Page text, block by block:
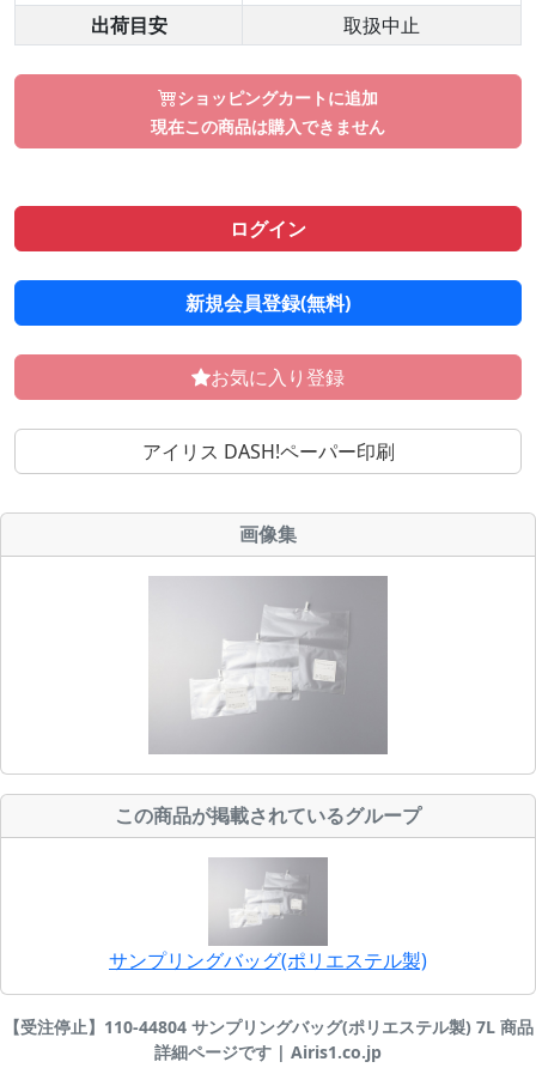
出荷目安
取扱中止
ショッピングカートに追加
現在この商品は購入できません
ログイン
新規会員登録(無料)
お気に入り登録
アイリス DASH!ペーパー印刷
画像集
この商品が掲載されているグループ
サンプリングバッグ(ポリエステル製)
【受注停止】110-44804 サンプリングバッグ(ポリエステル製) 7L 商品
詳細ページです | Airis1.co.jp